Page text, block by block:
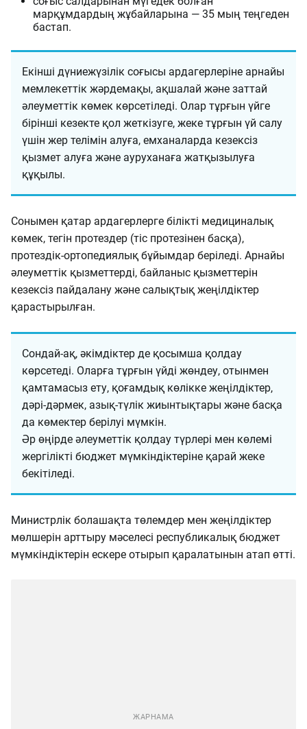
марқұмдардың жұбайларына — 35 мың теңгеден
бастап.
Екінші дүниежүзілік соғысы ардагерлеріне арнайы
мемлекеттік жәрдемақы, ақшалай және заттай
әлеуметтік көмек көрсетіледі. Олар тұрғын үйге
бірінші кезекте қол жеткізуге, жеке тұрғын үй салу
үшін жер телімін алуға, емханаларда кезексіз
қызмет алуға және ауруханаға жатқызылуға
құқылы.
Сонымен қатар ардагерлерге білікті медициналық
көмек, тегін протездер (тіс протезінен басқа),
протездік-ортопедиялық бұйымдар беріледі. Арнайы
әлеуметтік қызметтерді, байланыс қызметтерін
кезексіз пайдалану және салықтық жеңілдіктер
қарастырылған.
Сондай-ақ, әкімдіктер де қосымша қолдау
көрсетеді. Оларға тұрғын үйді жөндеу, отынмен
қамтамасыз ету, қоғамдық көлікке жеңілдіктер,
дәрі-дәрмек, азық-түлік жиынтықтары және басқа
да көмектер берілуі мүмкін.
Әр өңірде әлеуметтік қолдау түрлері мен көлемі
жергілікті бюджет мүмкіндіктеріне қарай жеке
бекітіледі.
Министрлік болашақта төлемдер мен жеңілдіктер
мөлшерін арттыру мәселесі республикалық бюджет
мүмкіндіктерін ескере отырып қаралатынын атап өтті.